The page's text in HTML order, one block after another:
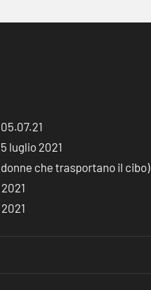
luglio 2021
donne che trasportano il cibo)